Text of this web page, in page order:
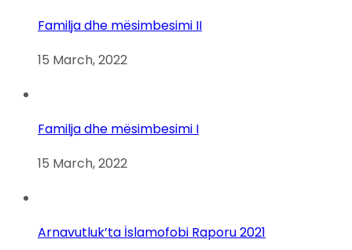
Familja dhe mësimbesimi II
15 March, 2022
Familja dhe mësimbesimi I
15 March, 2022
Arnavutluk’ta İslamofobi Raporu 2021